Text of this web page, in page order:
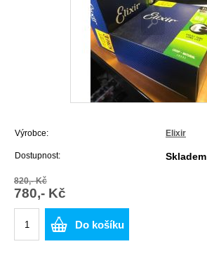
Výrobce: Elixir
Dostupnost: Skladem
820,- Kč
780,- Kč
Do košíku